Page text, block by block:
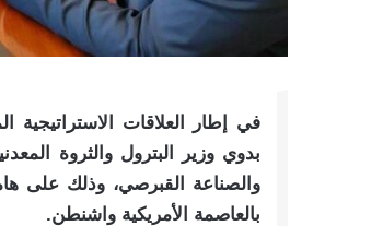
في إطار العلاقات
بدوي وزير البترول والثروة
والصناعة القبرصي، وذلك على
بالعاصمة الأمريكية واشنطن.